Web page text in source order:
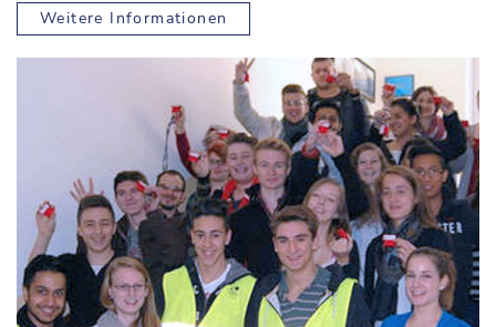
Weitere Informationen